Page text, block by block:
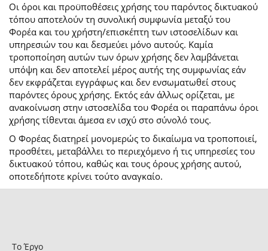
Οι όροι και προϋποθέσεις χρήσης του παρόντος δικτυακού
τόπου αποτελούν τη συνολική συμφωνία μεταξύ του
Φορέα και του χρήστη/επισκέπτη των ιστοσελίδων και
υπηρεσιών του και δεσμεύει μόνο αυτούς. Καμία
τροποποίηση αυτών των όρων χρήσης δεν λαμβάνεται
υπόψη και δεν αποτελεί μέρος αυτής της συμφωνίας εάν
δεν εκφράζεται εγγράφως και δεν ενσωματωθεί στους
παρόντες όρους χρήσης. Εκτός εάν άλλως ορίζεται, με
ανακοίνωση στην ιστοσελίδα του Φορέα οι παραπάνω όροι
χρήσης τίθενται άμεσα εν ισχύ στο σύνολό τους.
Ο Φορέας διατηρεί μονομερώς το δικαίωμα να τροποποιεί,
προσθέτει, μεταβάλλει το περιεχόμενο ή τις υπηρεσίες του
δικτυακού τόπου, καθώς και τους όρους χρήσης αυτού,
οποτεδήποτε κρίνει τούτο αναγκαίο.
Το Έργο